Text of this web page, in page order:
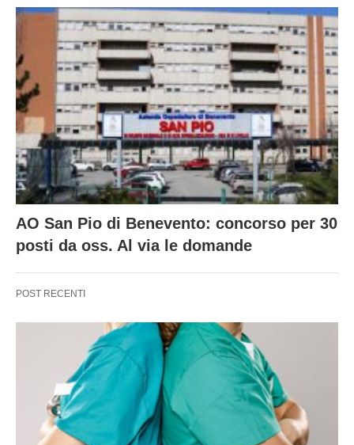
AO San Pio di Benevento: concorso per 30
posti da oss. Al via le domande
POST RECENTI